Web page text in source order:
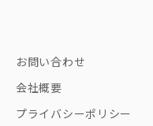
お問い合わせ
会社概要
プライバシーポリシー